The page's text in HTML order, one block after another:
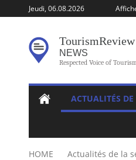
Jeudi, 06.08.2026
TourismReview
NEWS
Respected Voice of
ACTUALITÉS
HOME Actualités de la